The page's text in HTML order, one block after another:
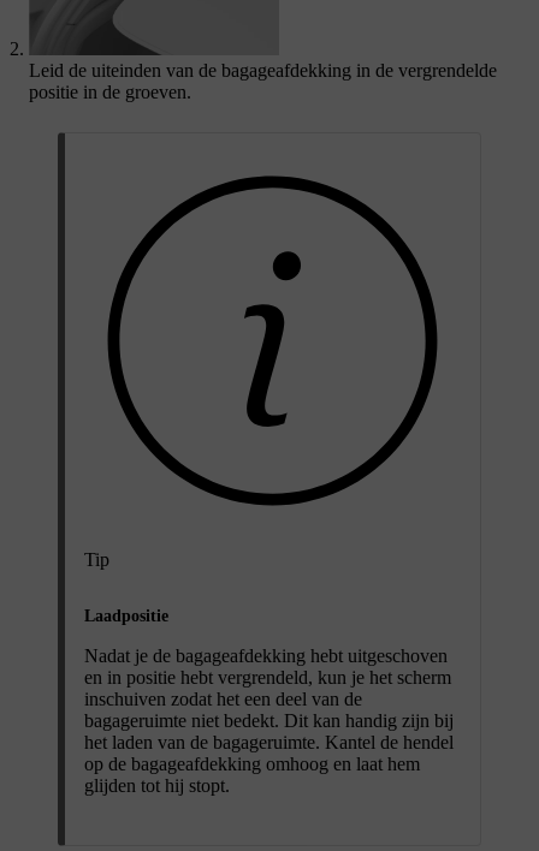
Leid de uiteinden van de bagageafdekking in de vergrendelde
positie in de groeven.
Tip
Laadpositie
Nadat je de bagageafdekking hebt uitgeschoven
en in positie hebt vergrendeld, kun je het scherm
inschuiven zodat het een deel van de
bagageruimte niet bedekt. Dit kan handig zijn bij
het laden van de bagageruimte. Kantel de hendel
op de bagageafdekking omhoog en laat hem
glijden tot hij stopt.